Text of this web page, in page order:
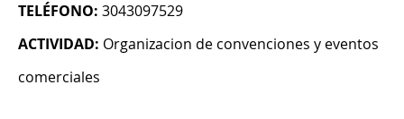
TELÉFONO: 3043097529
ACTIVIDAD: Organizacion de convenciones y eventos
comerciales